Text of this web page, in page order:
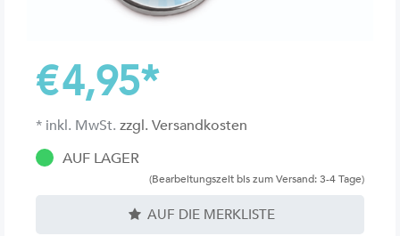
€4,95*
* inkl. MwSt. zzgl. Versandkosten
AUF LAGER
(Bearbeitungszeit bis zum Versand: 3-4 Tage)
AUF DIE MERKLISTE